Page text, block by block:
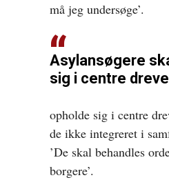
må jeg undersøge’.
Asylansøgere
sig i centre
opholde sig i centre
de ikke integreret i
’De skal behandles
borgere’.